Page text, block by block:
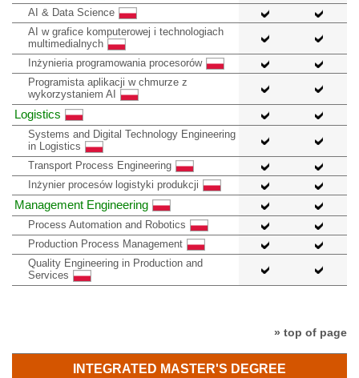
AI & Data Science
AI w grafice komputerowej i technologiach
multimedialnych
Inżynieria programowania procesorów
Programista aplikacji w chmurze z
wykorzystaniem AI
Logistics
Systems and Digital Technology Engineering
in Logistics
Transport Process Engineering
Inżynier procesów logistyki produkcji
Management Engineering
Process Automation and Robotics
Production Process Management
Quality Engineering in Production and
Services
» top of page
INTEGRATED MASTER'S DEGREE